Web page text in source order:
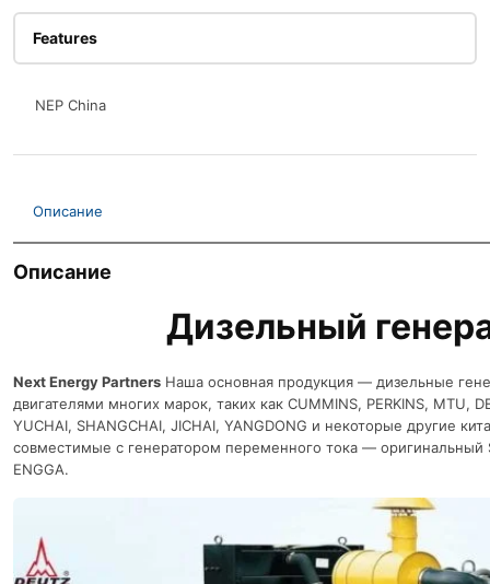
Features
NEP China
Описание
Описание
Дизельный
Next Energy Partners Наша основная продукция — дизельные
двигателями многих марок, таких как CUMMINS, PERKINS, MTU,
YUCHAI, SHANGCHAI, JICHAI, YANGDONG и некоторые другие
совместимые с генератором переменного тока — оригинальный
ENGGA.